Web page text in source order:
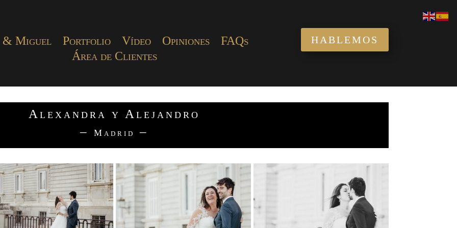
& Miguel Portfolio Vídeo Opiniones
FAQs
Área de Clientes
HABLEMOS
Alexandra y Alejandro
–
Madrid –